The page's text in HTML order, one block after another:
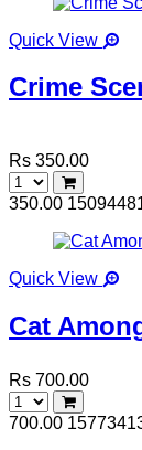
Quick View
Crime
Rs 350.00
350.00
Quick View
Cat
Rs 700.00
700.00